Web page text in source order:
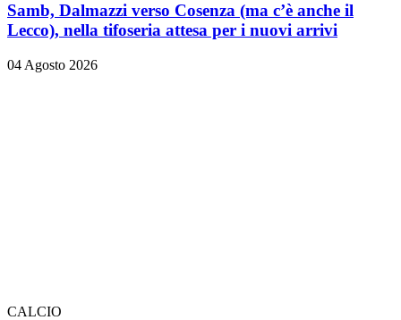
Samb, Dalmazzi verso Cosenza (ma c’è anche il
Lecco), nella tifoseria attesa per i nuovi arrivi
04 Agosto 2026
CALCIO